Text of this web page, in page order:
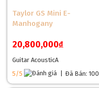
Taylor GS Mini E-
Manhogany
20,800,000đ
Guitar AcousticA
5/5
Đã Bán: 100